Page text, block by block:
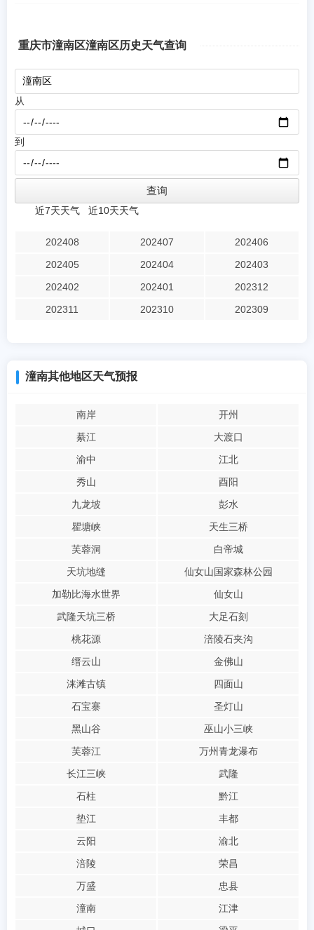
重庆市潼南区潼南区历史天气查询
从
到
近7天天气 近10天天气
202408 202407
202406
202405
202404
202403
202402
202401
202312
202311
202310 202309
潼南其他地区天气预报
南岸
开州
綦江
大渡口
渝中
江北
秀山
酉阳
九龙坡
彭水
瞿塘峡
天生三桥
芙蓉洞
白帝城
天坑地缝
仙女山国家森林公园
加勒比海水世界
仙女山
武隆天坑三桥
大足石刻
桃花源
涪陵石夹沟
缙云山
金佛山
涞滩古镇
四面山
石宝寨
圣灯山
黑山谷
巫山小三峡
芙蓉江
万州青龙瀑布
长江三峡
武隆
石柱
黔江
垫江
丰都
云阳
渝北
涪陵
荣昌
万盛
忠县
潼南
江津